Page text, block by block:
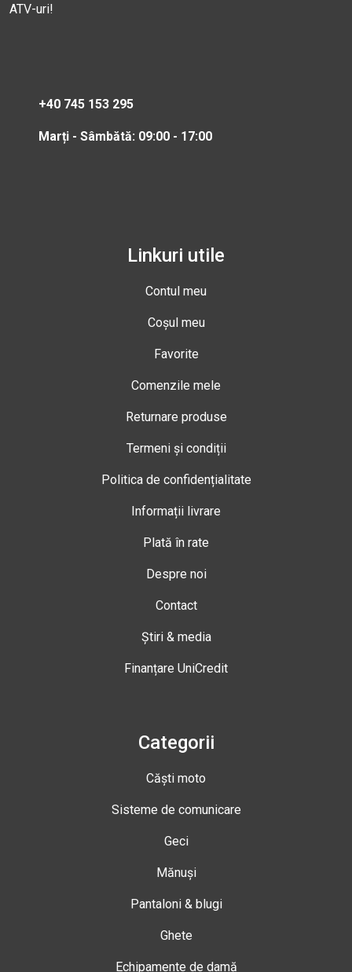
ATV-uri!
+40 745 153 295
Marți - Sâmbătă: 09:00 - 17:00
Linkuri utile
Contul meu
Coșul meu
Favorite
Comenzile mele
Returnare produse
Termeni și condiții
Politica de confidențialitate
Informații livrare
Plată în rate
Despre noi
Contact
Știri & media
Finanțare UniCredit
Categorii
Căști moto
Sisteme de comunicare
Geci
Mănuși
Pantaloni & blugi
Ghete
Echipamente de damă